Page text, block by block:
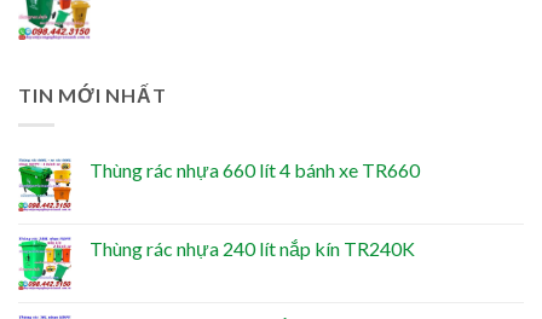
TIN MỚI NHẤT
Thùng rác nhựa 660 lít 4 bánh xe TR660
Thùng rác nhựa 240 lít nắp kín TR240K